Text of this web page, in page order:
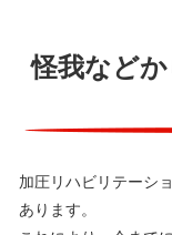
怪我など
加圧リハビリテーシ
あります。